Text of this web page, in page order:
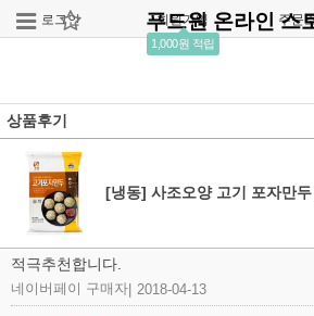
로그인 회원가입
1,000원 적립
주문
푸드원 온라인 스
상품후기
[냉동] 사조오양 고기 포자만
적극추천합니다.
네이버페이 구매자 2018-04-13